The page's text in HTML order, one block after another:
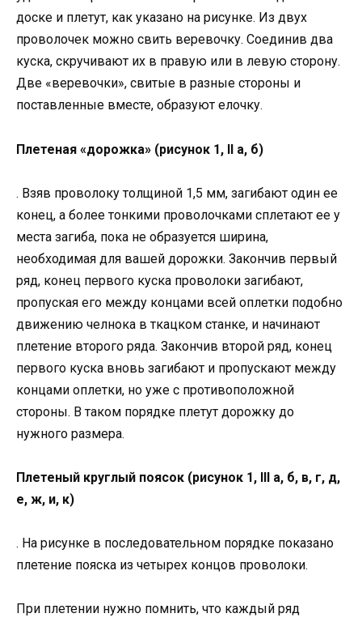
доске и плетут, как указано на рисунке. Из двух
проволочек можно свить веревочку. Соединив два
куска, скручивают их в правую или в левую сторону.
Две «веревочки», свитые в разные стороны и
поставленные вместе, образуют елочку.
Плетеная «дорожка» (рисунок 1, II а, б)
. Взяв проволоку толщиной 1,5 мм, загибают один ее
конец, а более тонкими проволочками сплетают ее у
места загиба, пока не образуется ширина,
необходимая для вашей дорожки. Закончив первый
ряд, конец первого куска проволоки загибают,
пропуская его между концами всей оплетки подобно
движению челнока в ткацком станке, и начинают
плетение второго ряда. Закончив второй ряд, конец
первого куска вновь загибают и пропускают между
концами оплетки, но уже с противоположной
стороны. В таком порядке плетут дорожку до
нужного размера.
Плетеный круглый поясок (рисунок 1, III а, б, в, г, д,
е, ж, и, к)
. На рисунке в последовательном порядке показано
плетение пояска из четырех концов проволоки.
При плетении нужно помнить, что каждый ряд